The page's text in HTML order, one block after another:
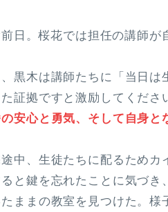
日。桜花では担任の講師
黒木は講師たちに「当日
証拠ですと激励してくださ
安心と勇気、そして自身と
中、生徒たちに配るため
と鍵を忘れたことに気づ
ままの教室を見つけた。